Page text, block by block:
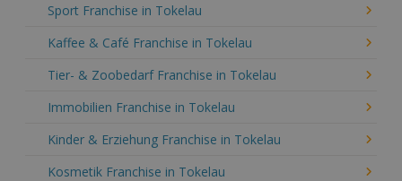
Sport Franchise in Tokelau
Kaffee & Café Franchise in Tokelau
Tier- & Zoobedarf Franchise in Tokelau
Immobilien Franchise in Tokelau
Kinder & Erziehung Franchise in Tokelau
Kosmetik Franchise in Tokelau